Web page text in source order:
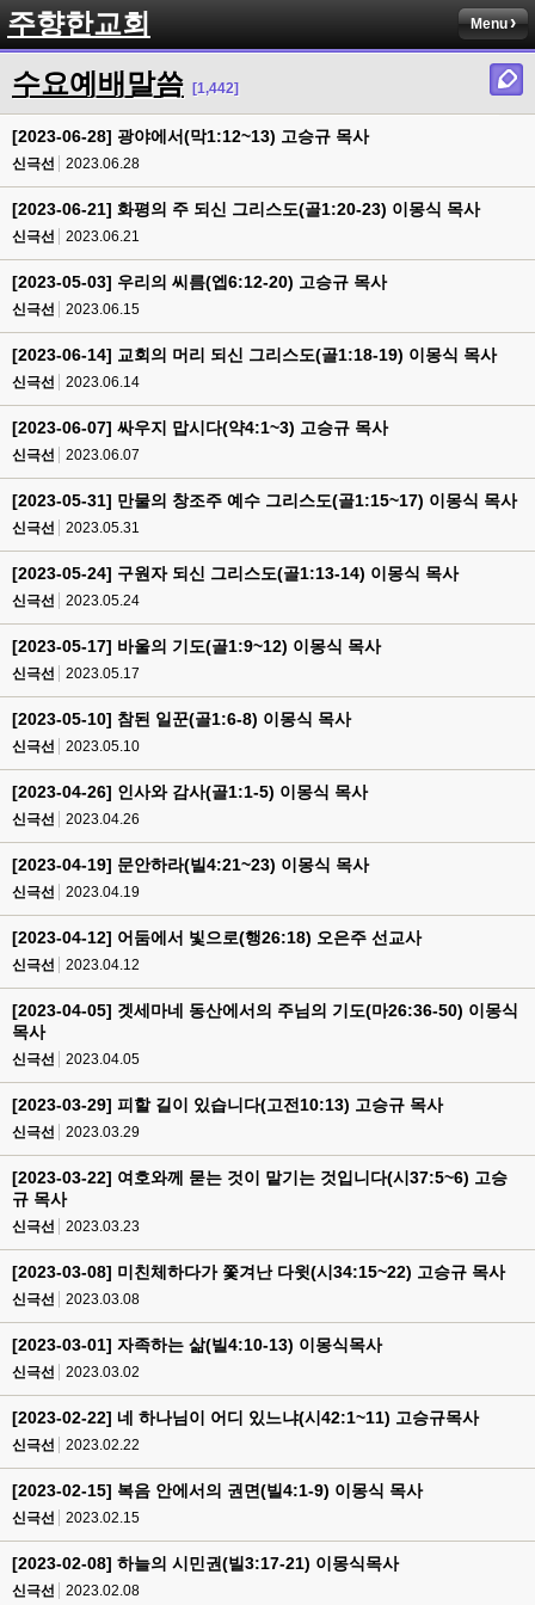
주향한교회 Menu
수요예배말씀 [1,442]
[2023-06-28] 광야에서(막1:12~13) 고승규 목사
신극선 2023.06.28
[2023-06-21] 화평의 주 되신 그리스도(골1:20-23) 이몽식 목사
신극선 2023.06.21
[2023-05-03] 우리의 씨름(엡6:12-20) 고승규 목사
신극선 2023.06.15
[2023-06-14] 교회의 머리 되신 그리스도(골1:18-19) 이몽식 목사
신극선 2023.06.14
[2023-06-07] 싸우지 맙시다(약4:1~3) 고승규 목사
신극선 2023.06.07
[2023-05-31] 만물의 창조주 예수 그리스도(골1:15~17) 이몽식 목사
신극선 2023.05.31
[2023-05-24] 구원자 되신 그리스도(골1:13-14) 이몽식 목사
신극선 2023.05.24
[2023-05-17] 바울의 기도(골1:9~12) 이몽식 목사
신극선 2023.05.17
[2023-05-10] 참된 일꾼(골1:6-8) 이몽식 목사
신극선 2023.05.10
[2023-04-26] 인사와 감사(골1:1-5) 이몽식 목사
신극선 2023.04.26
[2023-04-19] 문안하라(빌4:21~23) 이몽식 목사
신극선 2023.04.19
[2023-04-12] 어둠에서 빛으로(행26:18) 오은주 선교사
신극선 2023.04.12
[2023-04-05] 겟세마네 동산에서의 주님의 기도(마26:36-50) 이몽식
목사
신극선 2023.04.05
[2023-03-29] 피할 길이 있습니다(고전10:13) 고승규 목사
신극선 2023.03.29
[2023-03-22] 여호와께 묻는 것이 맡기는 것입니다(시37:5~6) 고승
규 목사
신극선 2023.03.23
[2023-03-08] 미친체하다가 쫓겨난 다윗(시34:15~22) 고승규 목사
신극선 2023.03.08
[2023-03-01] 자족하는 삶(빌4:10-13) 이몽식목사
신극선 2023.03.02
[2023-02-22] 네 하나님이 어디 있느냐(시42:1~11) 고승규목사
신극선 2023.02.22
[2023-02-15] 복음 안에서의 권면(빌4:1-9) 이몽식 목사
신극선 2023.02.15
[2023-02-08] 하늘의 시민권(빌3:17-21) 이몽식목사
신극선 2023.02.08